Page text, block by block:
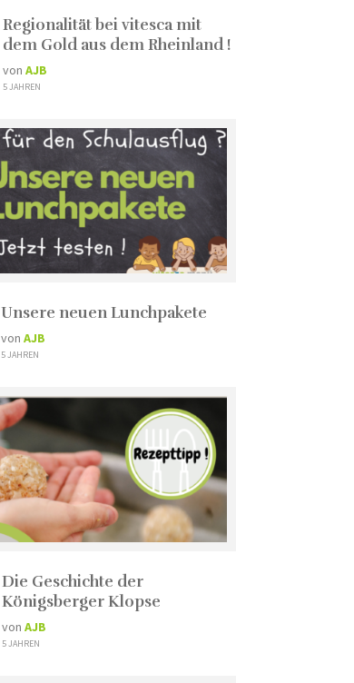
Regionalität bei vitesca mit
dem Gold aus dem Rheinland !
von AJB
5 JAHREN
Unsere neuen Lunchpakete
von AJB
5 JAHREN
Die Geschichte der
Königsberger Klopse
von AJB
5 JAHREN